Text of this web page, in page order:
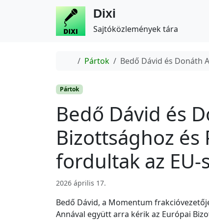
Dixi
Sajtóközlemények tára
Home
Pártok Bedő Dávid és Donáth
Pártok
Bedő Dávid és
Bizottsághoz
fordultak az
2026 április 17.
Bedő Dávid, a Momentum
Annával együtt arra kérik az Európai